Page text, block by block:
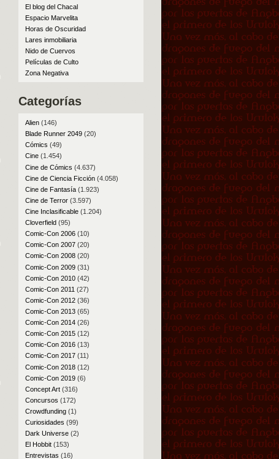
El blog del Chacal
Espacio Marvelita
Horas de Oscuridad
Lares inmobiliaria
Nido de Cuervos
Películas de Culto
Zona Negativa
Categorías
Alien(146)
Blade Runner 2049(20)
Cómics (49)
Cine(1.454)
Cine de Cómics (4.637)
Cine de Ciencia Ficción(4.058)
Cine de Fantasía(1.923)
Cine de Terror(3.597)
Cine Inclasificable(1.204)
Cloverfield(95)
Comic-Con 2006(10)
Comic-Con 2007(20)
Comic-Con 2008(20)
Comic-Con 2009(31)
Comic-Con 2010(42)
Comic-Con 2011 (27)
Comic-Con 2012(36)
Comic-Con 2013(65)
Comic-Con 2014(26)
Comic-Con 2015(12)
Comic-Con 2016(13)
Comic-Con 2017(11)
Comic-Con 2018(12)
Comic-Con 2019(6)
Concept Art(316)
Concursos (172)
Crowdfunding(1)
Curiosidades (99)
Dark Universe(2)
El Hobbit(153)
Entrevistas (16)